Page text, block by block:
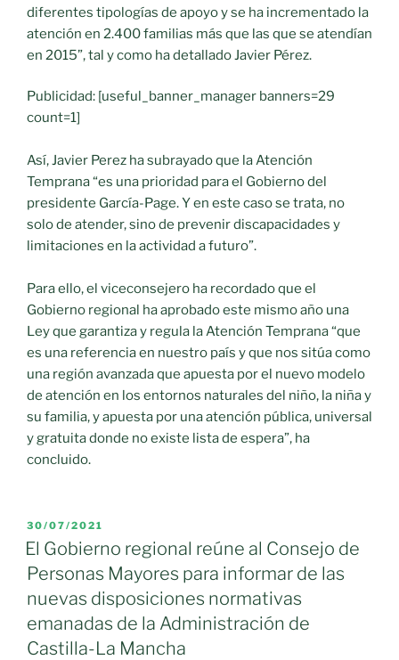
diferentes tipologías de apoyo y se ha incrementado la
atención en 2.400 familias más que las que se atendían
en 2015”, tal y como ha detallado Javier Pérez.
Publicidad: [useful_banner_manager banners=29
count=1]
Así, Javier Perez ha subrayado que la Atención
Temprana “es una prioridad para el Gobierno del
presidente García-Page. Y en este caso se trata, no
solo de atender, sino de prevenir discapacidades y
limitaciones en la actividad a futuro”.
Para ello, el viceconsejero ha recordado que el
Gobierno regional ha aprobado este mismo año una
Ley que garantiza y regula la Atención Temprana “que
es una referencia en nuestro país y que nos sitúa como
una región avanzada que apuesta por el nuevo modelo
de atención en los entornos naturales del niño, la niña y
su familia, y apuesta por una atención pública, universal
y gratuita donde no existe lista de espera”, ha
concluido.
PUBLICADO
EL
30/07/2021
El Gobierno regional reúne al Consejo de
Personas Mayores para informar de las
nuevas disposiciones normativas
emanadas de la Administración de
Castilla-La Mancha